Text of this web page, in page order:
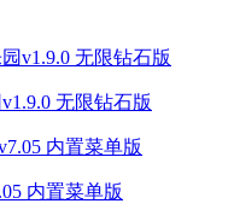
无限钻石版
内置菜单版